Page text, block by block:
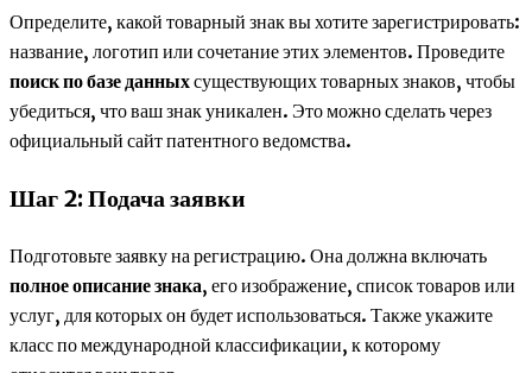
Определите, какой товарный знак вы хотите зарегистрировать:
название, логотип или сочетание этих элементов. Проведите
поиск по базе данныхсуществующих товарных знаков, чтобы
убедиться, что ваш знак уникален. Это можно сделать через
официальный сайт патентного ведомства.
Шаг 2: Подача заявки
Подготовьте заявку на регистрацию. Она должна включать
полное описание знака, его изображение, список товаров или
услуг, для которых он будет использоваться. Также укажите
класс по международной классификации, к которому